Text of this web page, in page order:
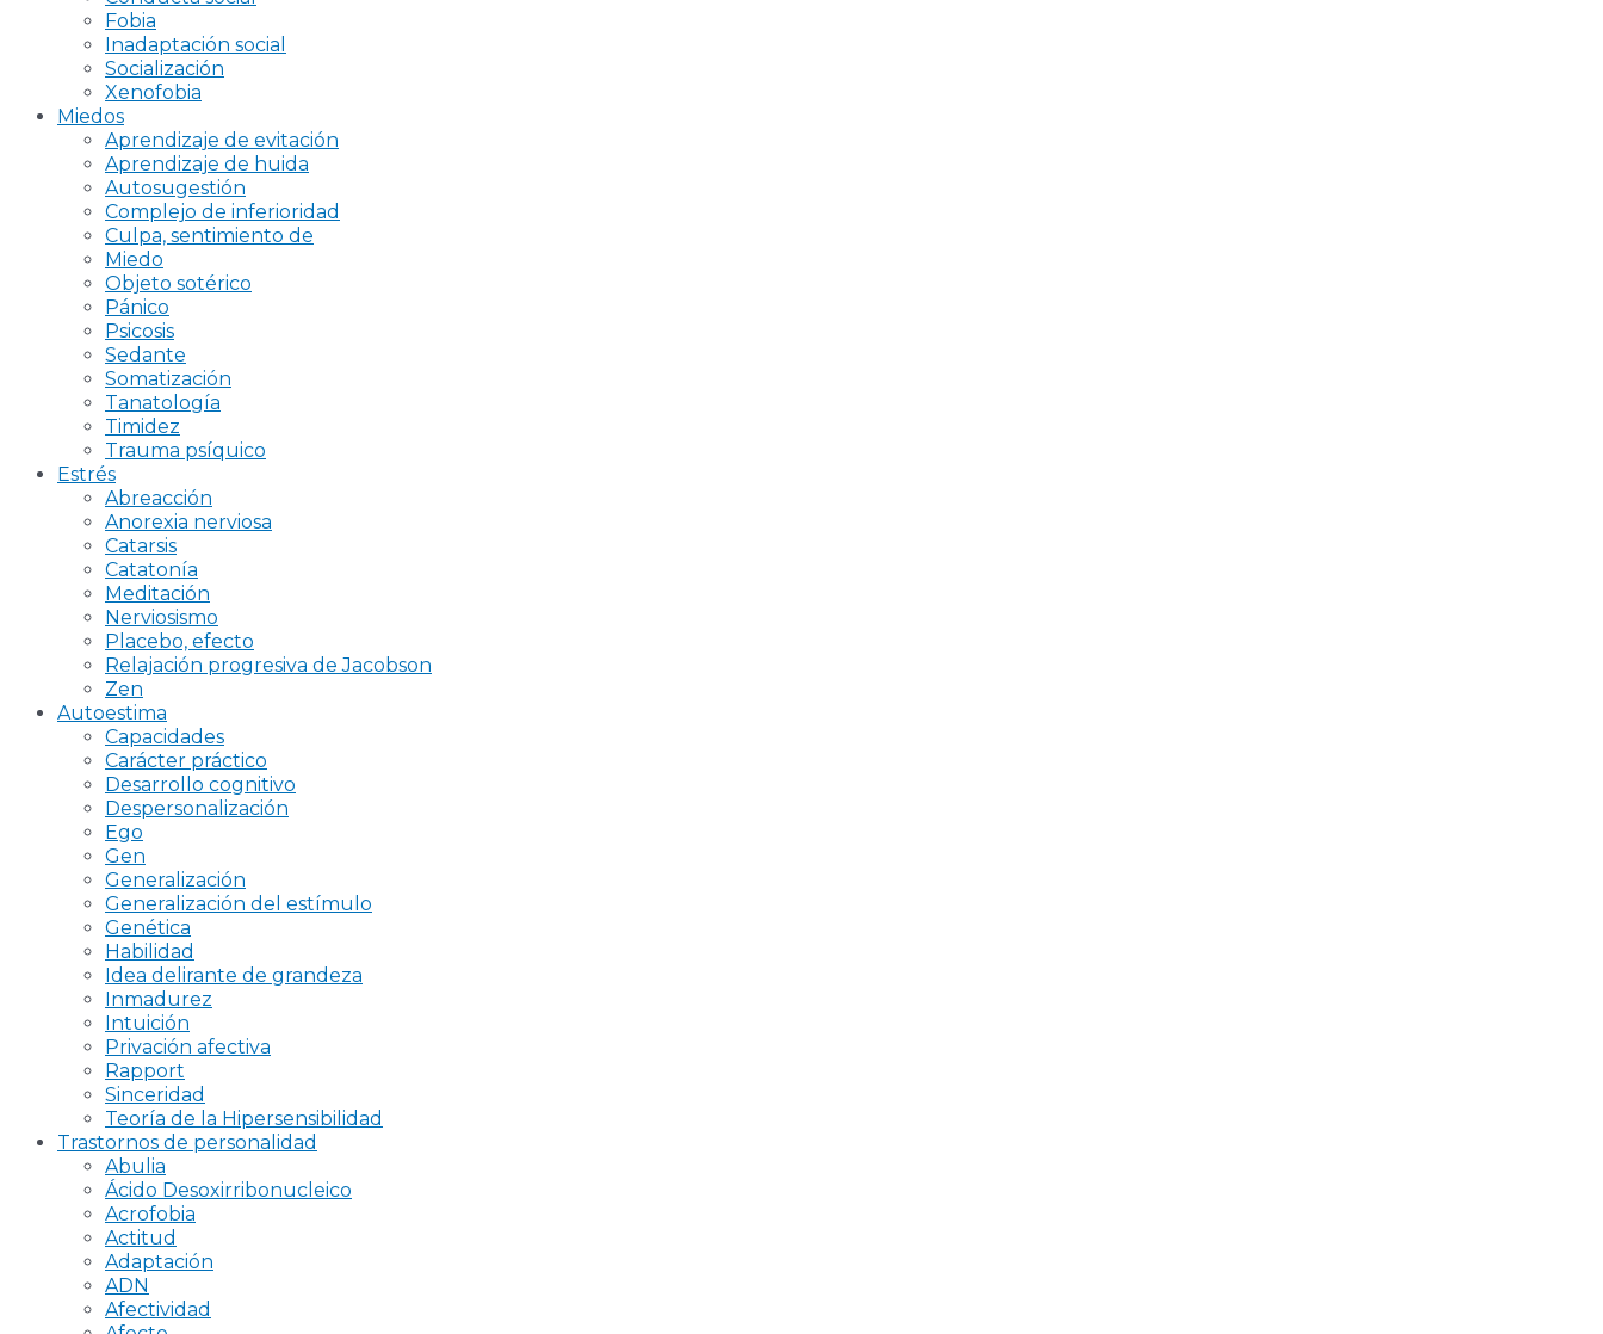
Fobia
Inadaptación social
Socialización
Xenofobia
Miedos
Aprendizaje de evitación
Aprendizaje de huida
Autosugestión
Complejo de inferioridad
Culpa, sentimiento de
Miedo
Objeto sotérico
Pánico
Psicosis
Sedante
Somatización
Tanatología
Timidez
Trauma psíquico
Estrés
Abreacción
Anorexia nerviosa
Catarsis
Catatonía
Meditación
Nerviosismo
Placebo, efecto
Relajación progresiva de Jacobson
Zen
Autoestima
Capacidades
Carácter práctico
Desarrollo cognitivo
Despersonalización
Ego
Gen
Generalización
Generalización del estímulo
Genética
Habilidad
Idea delirante de grandeza
Inmadurez
Intuición
Privación afectiva
Rapport
Sinceridad
Teoría de la Hipersensibilidad
Trastornos de personalidad
Abulia
Ácido Desoxirribonucleico
Acrofobia
Actitud
Adaptación
ADN
Afectividad